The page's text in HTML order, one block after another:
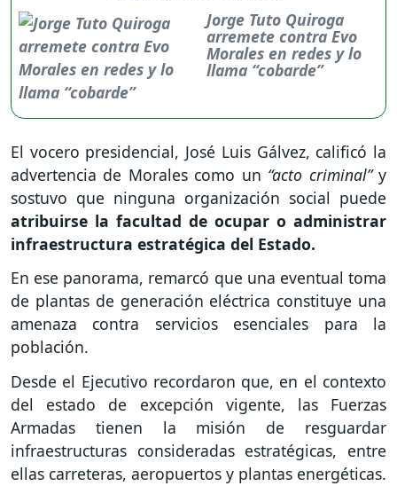
Jorge Tuto Quiroga
arremete contra Evo
Morales en redes y lo
llama “cobarde”
El vocero presidencial, José Luis Gálvez, calificó la
advertencia de Morales como un “acto criminal”y
sostuvo que ninguna organización social puede
atribuirse la facultad de ocupar o administrar
infraestructura estratégica del Estado.
En ese panorama, remarcó que una eventual toma
de plantas de generación eléctrica constituye una
amenaza contra servicios esenciales para la
población.
Desde el Ejecutivo recordaron que, en el contexto
del estado de excepción vigente, las Fuerzas
Armadas tienen la misión de resguardar
infraestructuras consideradas estratégicas, entre
ellas carreteras, aeropuertos y plantas energéticas.